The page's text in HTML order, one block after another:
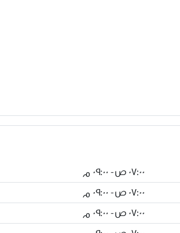
07:00 ص - 09:00 م
07:00 ص - 09:00 م
07:00 ص - 09:00 م